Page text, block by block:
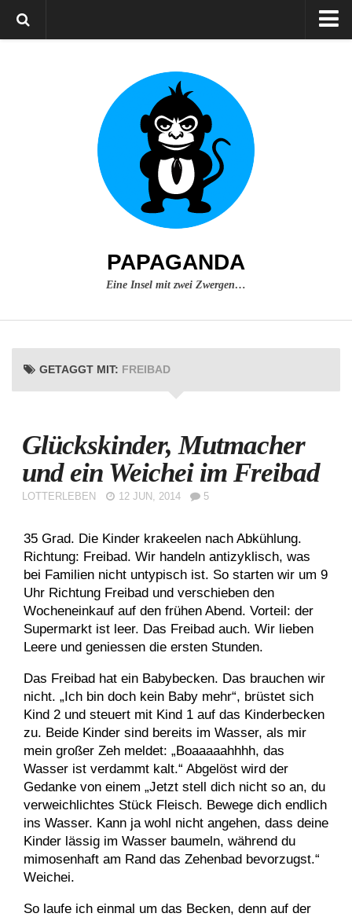
PAPAGANDA
Eine Insel mit zwei Zwergen…
GETAGGT MIT: FREIBAD
Glückskinder, Mutmacher
und ein Weichei im Freibad
LOTTERLEBEN 12 JUN, 2014 5
35 Grad. Die Kinder krakeelen nach Abkühlung.
Richtung: Freibad. Wir handeln antizyklisch, was
bei Familien nicht untypisch ist. So starten wir um 9
Uhr Richtung Freibad und verschieben den
Wocheneinkauf auf den frühen Abend. Vorteil: der
Supermarkt ist leer. Das Freibad auch. Wir lieben
Leere und geniessen die ersten Stunden.
Das Freibad hat ein Babybecken. Das brauchen wir
nicht. „Ich bin doch kein Baby mehr“, brüstet sich
Kind 2 und steuert mit Kind 1 auf das Kinderbecken
zu. Beide Kinder sind bereits im Wasser, als mir
mein großer Zeh meldet: „Boaaaaahhhh, das
Wasser ist verdammt kalt.“ Abgelöst wird der
Gedanke von einem „Jetzt stell dich nicht so an, du
verweichlichtes Stück Fleisch. Bewege dich endlich
ins Wasser. Kann ja wohl nicht angehen, dass deine
Kinder lässig im Wasser baumeln, während du
mimosenhaft am Rand das Zehenbad bevorzugst.“
Weichei.
So laufe ich einmal um das Becken, denn auf der